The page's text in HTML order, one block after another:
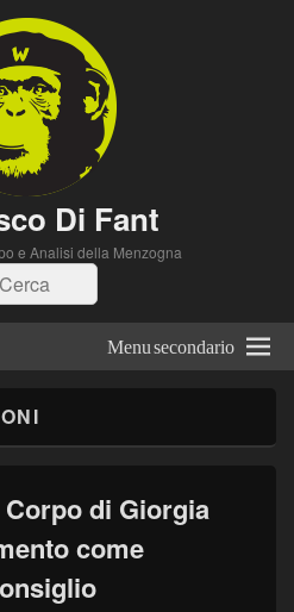
Di Fant
e Analisi della Menzogna
Cerca
Menu secondario
di Giorgia
come